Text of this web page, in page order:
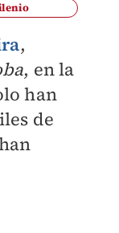
,
, en la
han
de